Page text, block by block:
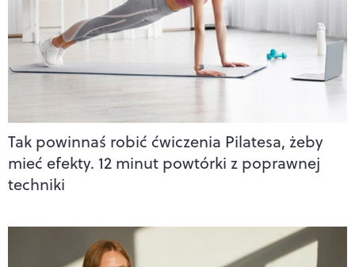
Tak powinnaś robić ćwiczenia Pilatesa, żeby
mieć efekty. 12 minut powtórki z poprawnej
techniki